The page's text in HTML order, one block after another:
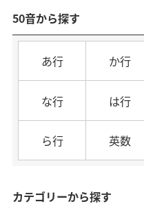
50音から探す
あ行 か行
な行 は行
ら行 英数
カテゴリーから探す